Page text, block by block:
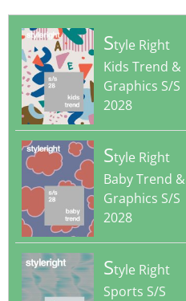
Style Right
Kids Trend &
Graphics S/S
2028
Style Right
Baby Trend &
Graphics S/S
2028
Style Right
Sports S/S